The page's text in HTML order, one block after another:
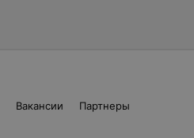
Вакансии
Партнеры